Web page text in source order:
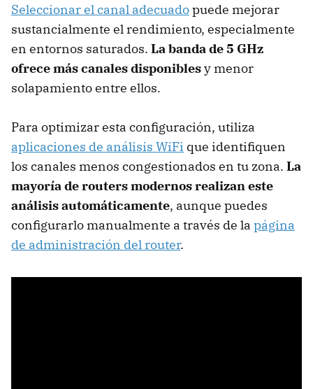
Seleccionar el canal adecuadopuede mejorar
sustancialmente el rendimiento, especialmente
en entornos saturados. La banda de 5 GHz
ofrece más canales disponiblesy menor
solapamiento entre ellos.
Para optimizar esta configuración, utiliza
aplicaciones de análisis WiFi que identifiquen
los canales menos congestionados en tu zona. La
mayoría de routers modernos realizan este
análisis automáticamente, aunque puedes
configurarlo manualmente a través de la página
de administración del router.